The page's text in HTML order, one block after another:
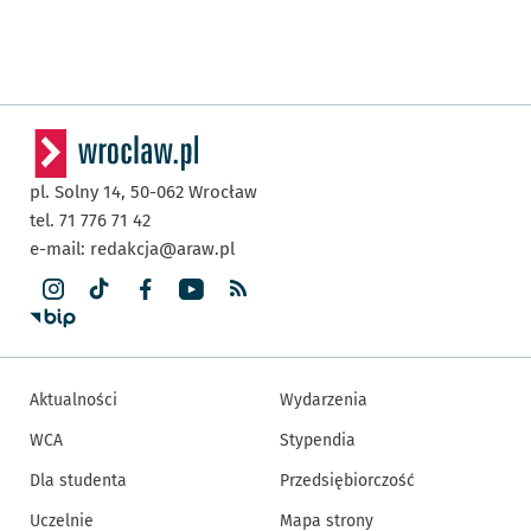
pl. Solny 14, 50-062 Wrocław
tel. 71 776 71 42
e-mail: redakcja@araw.pl
Aktualności
WCA
Dla studenta
Uczelnie
Wydarzenia
Stypendia
Przedsiębiorczość
Mapa strony